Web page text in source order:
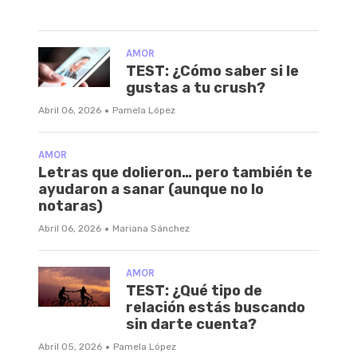
AMOR
TEST: ¿Cómo saber si le
gustas a tu crush?
Abril 06, 2026 · Pamela López
AMOR
Letras que dolieron… pero también te
ayudaron a sanar (aunque no lo
notaras)
Abril 06, 2026 · Mariana Sánchez
AMOR
TEST: ¿Qué tipo de
relación estás buscando
sin darte cuenta?
Abril 05, 2026 · Pamela López